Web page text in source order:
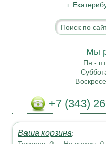
г.
Мы
Пн -
+7 (343)
Ваша корзина: